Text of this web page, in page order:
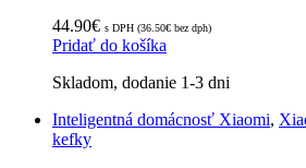
44.90€ s DPH (36.50€ bez dph)
Pridať do košíka
Skladom, dodanie 1-3 dni
Inteligentná domácnosť Xiaomi,
kefky